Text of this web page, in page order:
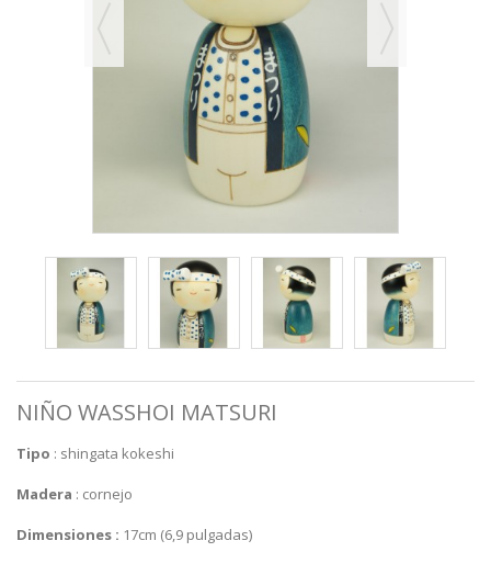
NIÑO WASSHOI MATSURI
Tipo : shingata kokeshi
Madera : cornejo
Dimensiones : 17cm (6,9 pulgadas)